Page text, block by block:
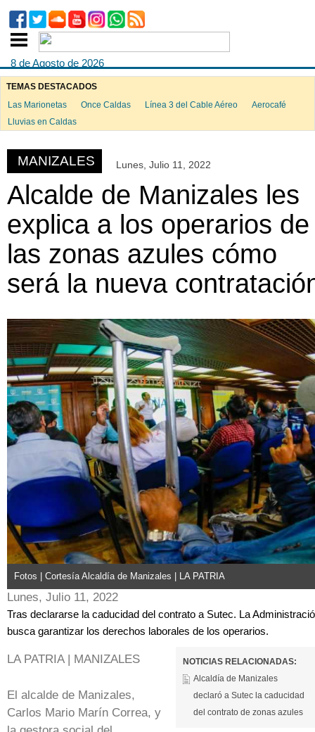
8 de Agosto de 2026
TEMAS DESTACADOS
Las Marionetas
Once Caldas Línea 3 del Cable Aéreo
Aerocafé
Lluvias en Caldas
MANIZALES Lunes, Julio 11, 2022
Alcalde de Manizales les
explica a los operarios de
las zonas azules cómo
será la nueva
Fotos | Cortesía Alcaldía de Manizales | LA PATRIA
Lunes, Julio 11, 2022
Tras declararse la caducidad del contrato a Sutec. La
busca garantizar los derechos laborales de los operarios.
NOTICIAS RELACIONADAS:
Alcaldía de Manizales
declaró a Sutec la caducidad
del contrato de zonas azules
LA PATRIA | MANIZALES
El alcalde de Manizales,
Carlos Mario Marín Correa, y